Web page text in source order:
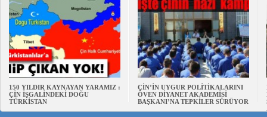
150 YILDIR KAYNAYAN YARAMIZ :
ÇİN İŞGALİNDEKİ DOĞU
TÜRKİSTAN
ÇİN’İN UYGUR POLİTİKALARINI
ÖVEN DİYANET AKADEMİSİ
BAŞKANI’NA TEPKİLER SÜRÜYOR